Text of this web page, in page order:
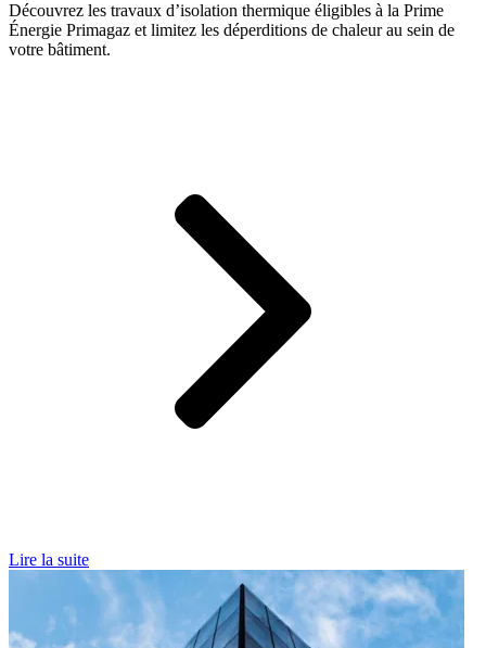
Découvrez les travaux d’isolation thermique éligibles à la Prime
Énergie Primagaz et limitez les déperditions de chaleur au sein de
votre bâtiment.
Lire la suite